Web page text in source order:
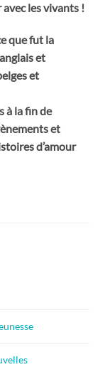
les vivants !
que fut la
et
et
à la fin de
et
d’amour